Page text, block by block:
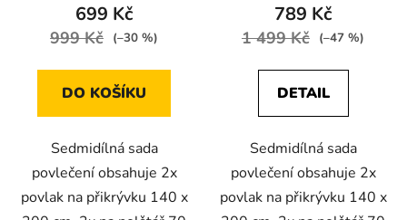
699 Kč
999 Kč (–30 %)
DO KOŠÍKU
Sedmidílná sada
povlečení obsahuje 2x
povlak na přikrývku 140 x
789 Kč
1 499 Kč (–47 %)
DETAIL
Sedmidílná sada
povlečení obsahuje 2x
povlak na přikrývku 140 x